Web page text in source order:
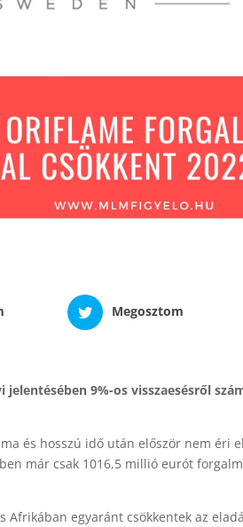
Megosztom
9%-os visszaesésről
és hosszú idő után először nem éri
már csak 1016,5 millió eurót
egyaránt csökkentek az